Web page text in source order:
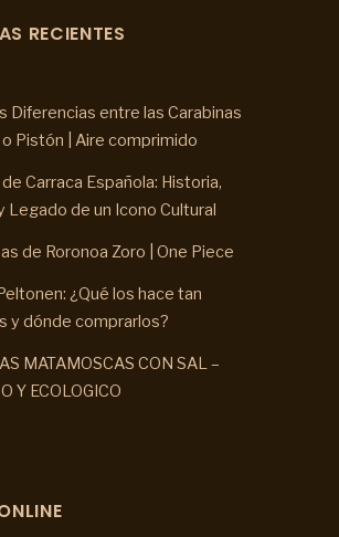
RECIENTES
Diferencias entre las Carabinas
Pistón | Aire comprimido
Carraca Española: Historia,
Legado de un Icono Cultural
de Roronoa Zoro | One Piece
¿Qué los hace tan
y dónde comprarlos?
MATAMOSCAS CON SAL –
Y ECOLOGICO